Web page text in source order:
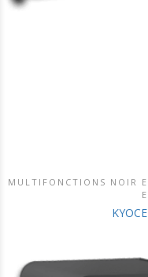
MULTIFONCTIONS NOIR